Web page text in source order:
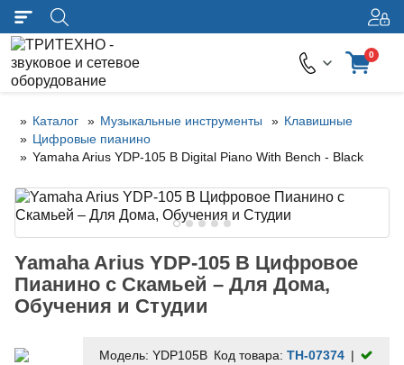
0
Каталог Музыкальные инструменты
Клавишные
Цифровые пианино
Yamaha Arius YDP-105 B Digital Piano With Bench - Black
Yamaha Arius YDP-105 B Цифровое
Пианино с Скамьей – Для Дома,
Обучения и Студии
Модель: YDP105B Код товара: TH-07374